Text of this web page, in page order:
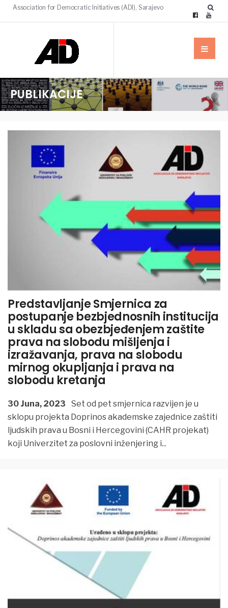
Association for Democratic Initiatives (ADI), Sarajevo
PUBLIKACIJE
Predstavljanje Smjernica za
postupanje bezbjednosnih institucija
u skladu sa obezbjeđenjem zaštite
prava na slobodu mišljenja i
izražavanja, prava na slobodu
mirnog okupljanja i prava na
slobodu kretanja
30 Juna, 2023
Set od pet smјernica razvijen je u
sklopu projekta Doprinos akademske zajednice zaštiti
ljudskih prava u Bosni i Hercegovini (CAHR projekat)
koji Univerzitet za poslovni inženjering i...